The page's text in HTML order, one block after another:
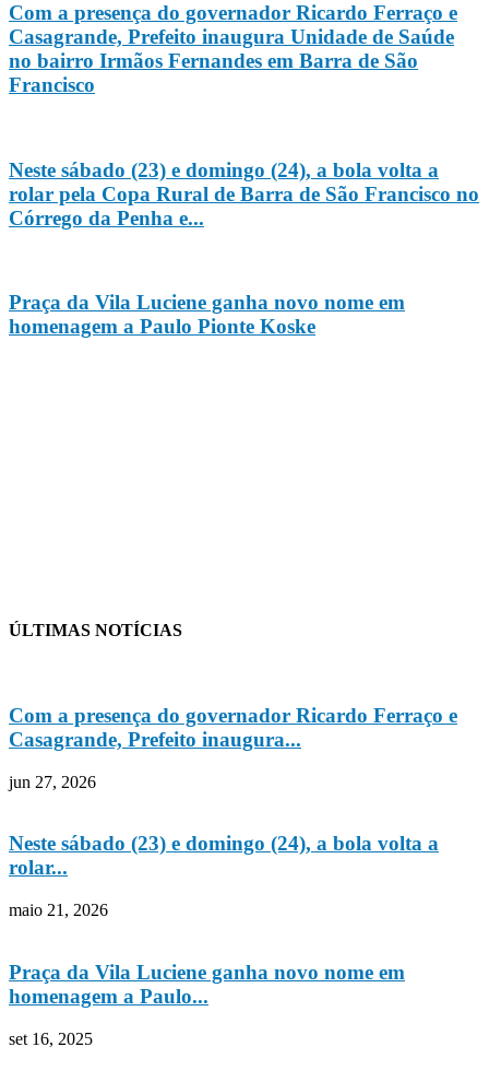
Com a presença do governador Ricardo Ferraço e
Casagrande, Prefeito inaugura Unidade de Saúde
no bairro Irmãos Fernandes em Barra de São
Francisco
Neste sábado (23) e domingo (24), a bola volta a
rolar pela Copa Rural de Barra de São Francisco no
Córrego da Penha e...
Praça da Vila Luciene ganha novo nome em
homenagem a Paulo Pionte Koske
ÚLTIMAS NOTÍCIAS
Com a presença do governador Ricardo Ferraço e
Casagrande, Prefeito inaugura...
jun 27, 2026
Neste sábado (23) e domingo (24), a bola volta a
rolar...
maio 21, 2026
Praça da Vila Luciene ganha novo nome em
homenagem a Paulo...
set 16, 2025